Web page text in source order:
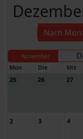
Nach
November
Mon
Die Mit
25
26 27
2 3 4